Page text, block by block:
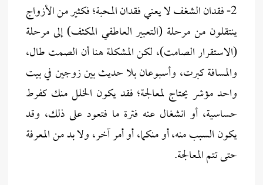
2- فقدان الشغف لا يعني فقدان المحبة؛ فكثير من الأزواج
ينتقلون من مرحلة (التعبير العاطفي المكثف) إلى مرحلة
(الاستقرار الصامت)، لكن المشكلة هنا أن الصمت طال،
والمسافة كبرت، وأسبوعان بلا حديث بين زوجين في بيت
واحد مؤشر يحتاج لمعالجة؛ فقد يكون الخلل منك كفرط
حساسية، أو انشغال عنه فترة ما فتعود على ذلك، وقد
يكون السبب منه، أو منكما، أو أمر آخر، ولا بد من المعرفة
حتى تتم المعالجة.